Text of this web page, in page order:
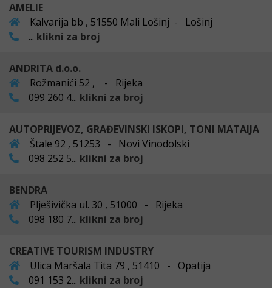
AMELIE
Kalvarija bb , 51550 Mali Lošinj - Lošinj
... klikni za broj
ANDRITA d.o.o.
Rožmanići 52 , - Rijeka
099 260 4... klikni za broj
AUTOPRIJEVOZ, GRAĐEVINSKI ISKOPI, TONI MATAIJA
Štale 92 , 51253 - Novi Vinodolski
098 252 5... klikni za broj
BENDRA
Plješivička ul. 30 , 51000 - Rijeka
098 180 7... klikni za broj
CREATIVE TOURISM INDUSTRY
Ulica Maršala Tita 79 , 51410 - Opatija
091 153 2... klikni za broj